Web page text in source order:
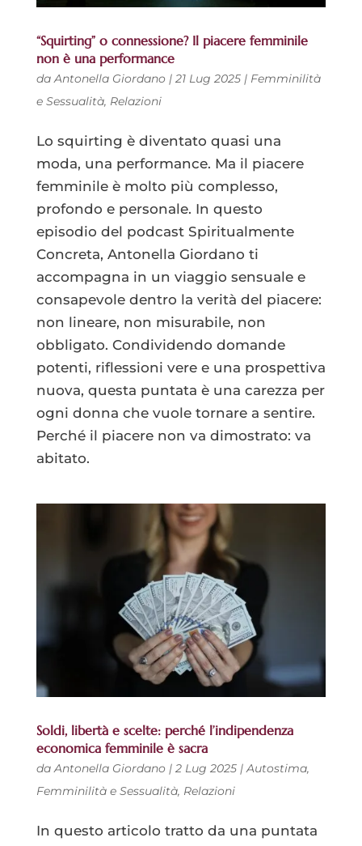
“Squirting” o connessione? Il piacere femminile
non è una performance
daAntonella Giordano| 21 Lug 2025| Femminilità
e Sessualità, Relazioni
Lo squirting è diventato quasi una
moda, una performance. Ma il piacere
femminile è molto più complesso,
profondo e personale. In questo
episodio del podcast Spiritualmente
Concreta, Antonella Giordano ti
accompagna in un viaggio sensuale e
consapevole dentro la verità del piacere:
non lineare, non misurabile, non
obbligato. Condividendo domande
potenti, riflessioni vere e una prospettiva
nuova, questa puntata è una carezza per
ogni donna che vuole tornare a sentire.
Perché il piacere non va dimostrato: va
abitato.
Soldi, libertà e scelte: perché l’indipendenza
economica femminile è sacra
da Antonella Giordano| 2 Lug 2025| Autostima,
Femminilità e Sessualità, Relazioni
In questo articolo tratto da una puntata